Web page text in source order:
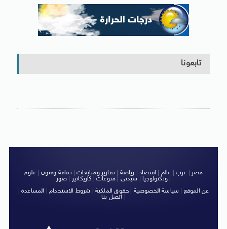
تابعونا
مصر عرب عالم اقتصاد رياضة |تقارير ومتابعات|ثقافة وفنون
علوم
وتكنولوجيا| سيدتى منوعات كاريكاتير صور
|
عن الموقع
سياسة الخصوصية حقوق الملكية شروط الاستخدام| المساعدة|
اتصل بنا